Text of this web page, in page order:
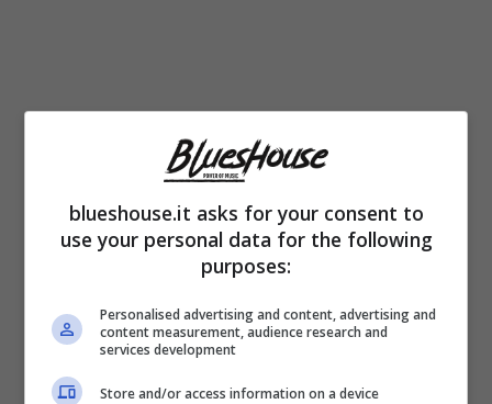
“Ero a Milano quando Paolo ha saputo
questa notizia. Lui sapeva quanto ero felice,
perché mi trovano lì per provare l’abito da
sposa, dovendo tenere tutto per sé: non ha
detto nulla per non rovinare quel momento
blueshouse.it asks for your consent to
use your personal data for the following
purposes:
Personalised advertising and content, advertising and
content measurement, audience research and
services development
Store and/or access information on a device